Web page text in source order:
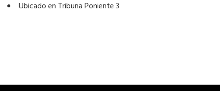
Ubicado en Tribuna Poniente 3